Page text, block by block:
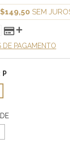
SEM
DE PAGAMENTO
P